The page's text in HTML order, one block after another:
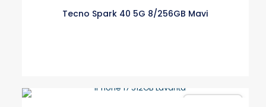
Tecno Spark 40 5G 8/256GB Mavi